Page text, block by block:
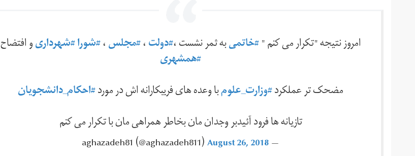
امروز نتیجه "تکرار می کنم "#خاتمیبه ثمر نشست ،#دولت،#مجلس،#شورا#شهرداریو افتضاح
#همشهری
مضحک تر عملکرد#وزارت_علومبا وعده های فریبکارانه اش در مورد#احکام_دانشجویان
تازیانه ها فرود آئیدبر وجدان مان بخاطر همراهی مان با تکرار می کنم
— aghazadeh81 ‪(@aghazadeh811)‬
August 26, 2018